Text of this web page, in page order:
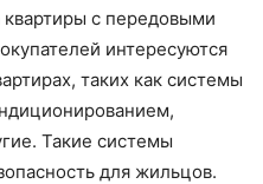
квартиры с передовыми
интересуются
таких как системы
Такие системы
для жильцов.